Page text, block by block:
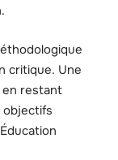
critique. Une
en restant
objectifs